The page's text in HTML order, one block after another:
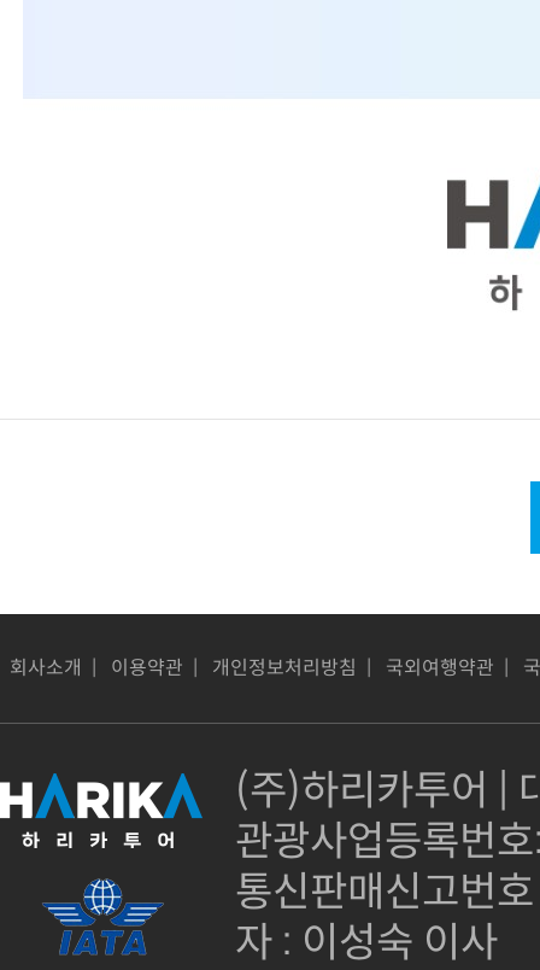
회사소개 이용약관 개인정보처리방침 국외여행약관
(주)하리카투어 |
관광사업등록번
통신판매신고번
자 : 이성숙 이사